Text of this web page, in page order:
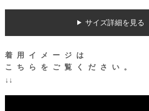
サイズ詳細を見る
着用イメージは
こちらをご覧ください。
↓↓